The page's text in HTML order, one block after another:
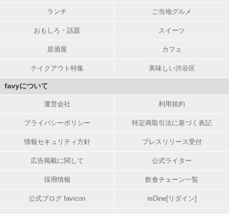
ランチ ご当地グルメ
おもしろ・話題 スイーツ
居酒屋 カフェ
テイクアウト特集 美味しい渋谷区
favyについて
運営会社 利用規約
プライバシーポリシー 特定商取引法に基づく表記
情報セキュリティ方針 プレスリリース受付
広告掲載に関して 公式ライター
採用情報 飲食チェーン一覧
公式ブログ favicon reDine[リダイン]